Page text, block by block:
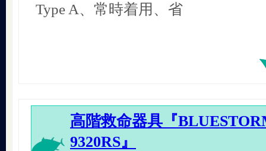
Type A、常時着用、省
高階救命器具『
9320RS』